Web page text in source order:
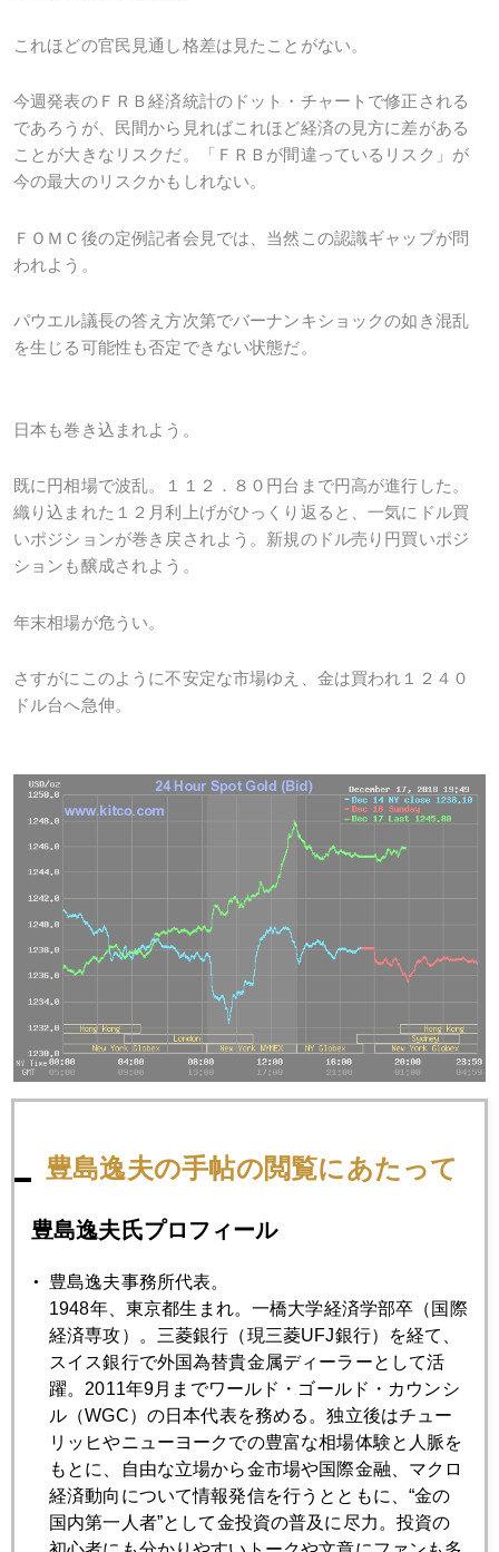
これほどの官民見通し格差は見たことがない。
今週発表のＦＲＢ経済統計のドット・チャートで修正される
であろうが、民間から見ればこれほど経済の見方に差がある
ことが大きなリスクだ。「ＦＲＢが間違っているリスク」が
今の最大のリスクかもしれない。
ＦＯＭＣ後の定例記者会見では、当然この認識ギャップが問
われよう。
パウエル議長の答え方次第でバーナンキショックの如き混乱
を生じる可能性も否定できない状態だ。
日本も巻き込まれよう。
既に円相場で波乱。１１２．８０円台まで円高が進行した。
織り込まれた１２月利上げがひっくり返ると、一気にドル買
いポジションが巻き戻されよう。新規のドル売り円買いポジ
ションも醸成されよう。
年末相場が危うい。
さすがにこのように不安定な市場ゆえ、金は買われ１２４０
ドル台へ急伸。
ふつと熱く煮えて。冬には暖まるし、コラーゲンも豊富だ
し、力もつくし。たまらんね～～。
豊島逸夫の手帖の閲覧にあたって
豊島逸夫氏プロフィール
豊島逸夫事務所代表。
1948年、東京都生まれ。一橋大学経済学部卒（国際
経済専攻）。三菱銀行（現三菱UFJ銀行）を経て、
スイス銀行で外国為替貴金属ディーラーとして活
躍。2011年9月までワールド・ゴールド・カウンシ
ル（WGC）の日本代表を務める。独立後はチュー
リッヒやニューヨークでの豊富な相場体験と人脈を
もとに、自由な立場から金市場や国際金融、マクロ
経済動向について情報発信を行うとともに、“金の
国内第一人者”として金投資の普及に尽力。投資の